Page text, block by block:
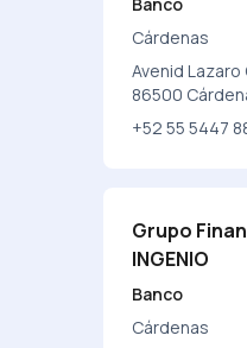
Cárdenas
Avenid
86500
+52 55 5447
Grupo
INGENIO
Banco
Cárdenas